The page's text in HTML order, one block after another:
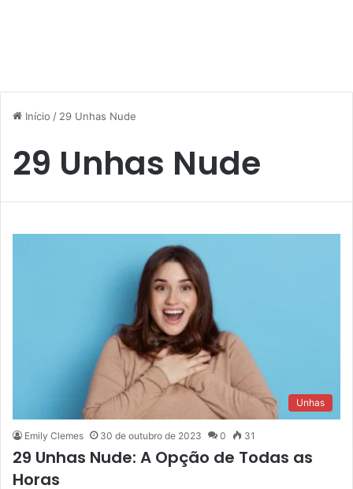
Início / 29 Unhas Nude
29 Unhas Nude
Unhas
Emily Clemes 30 de outubro de 2023 0 31
29 Unhas Nude: A Opção de Todas as
Horas